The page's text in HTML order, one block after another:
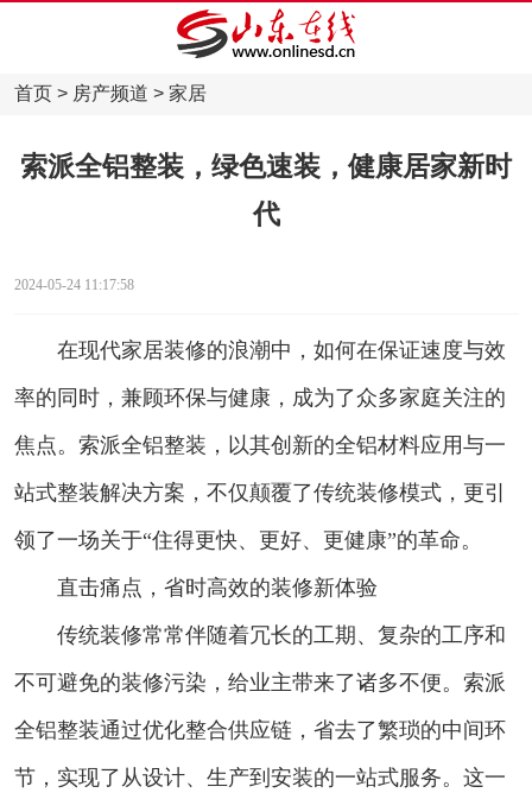
首页> 房产频道 > 家居
索派全铝整装，绿色速装，健康居家新时
代
2024-05-24 11:17:58
在现代家居装修的浪潮中，如何在保证速度与效
率的同时，兼顾环保与健康，成为了众多家庭关注的
焦点。索派全铝整装，以其创新的全铝材料应用与一
站式整装解决方案，不仅颠覆了传统装修模式，更引
领了一场关于“住得更快、更好、更健康”的革命。
直击痛点，省时高效的装修新体验
传统装修常常伴随着冗长的工期、复杂的工序和
不可避免的装修污染，给业主带来了诸多不便。索派
全铝整装通过优化整合供应链，省去了繁琐的中间环
节，实现了从设计、生产到安装的一站式服务。这一